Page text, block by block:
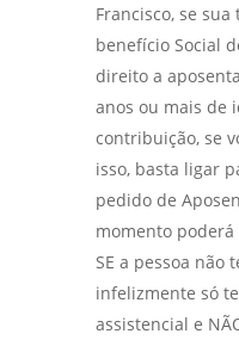
Francisco, se
benefício Social
direito a
anos ou mais de
contribuição, se
isso, basta ligar
pedido de
momento poderá
SE a pessoa não
infelizmente só
assistencial e